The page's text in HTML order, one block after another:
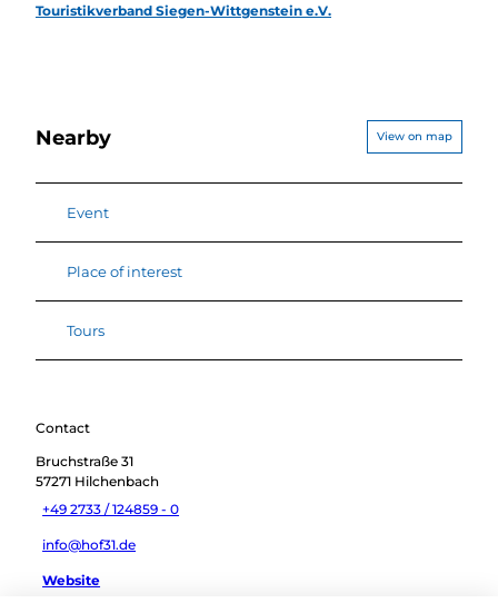
Touristikverband Siegen-Wittgenstein e.V.
Nearby View on map
Event
Place of interest
Tours
Contact
Bruchstraße 31
57271 Hilchenbach
+49 2733 / 124859 - 0
info@hof31.de
Website